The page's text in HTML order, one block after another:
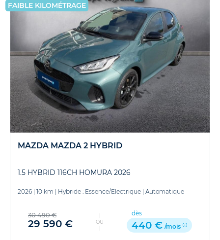
FAIBLE KILOMÉTRAGE
MAZDA MAZDA 2 HYBRID
1.5 HYBRID 116CH HOMURA 2026
2026 10 km Hybride : Essence/Electrique Automatique
30 490 €
29 590 € OU
dès
440 € /mois